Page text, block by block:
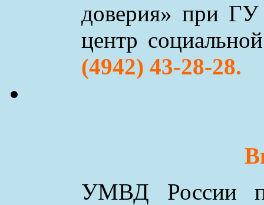
доверия» при ГУ
центр
(4942) 43-28-28.
УМВД России